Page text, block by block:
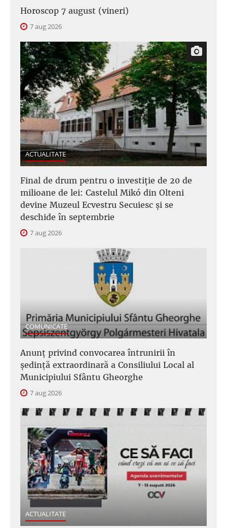
Horoscop 7 august (vineri)
7 aug 2026
ACTUALITATE
Final de drum pentru o investiție de 20 de
milioane de lei: Castelul Mikó din Olteni
devine Muzeul Ecvestru Secuiesc și se
deschide în septembrie
7 aug 2026
COMUNICATE
Anunţ privind convocarea întrunirii în
şedinţă extraordinară a Consiliului Local al
Municipiului Sfântu Gheorghe
7 aug 2026
ACTUALITATE